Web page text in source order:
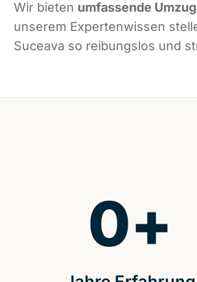
Wir bieten umfassende
unserem Expertenwissen
Suceava so reibungslos und
0+